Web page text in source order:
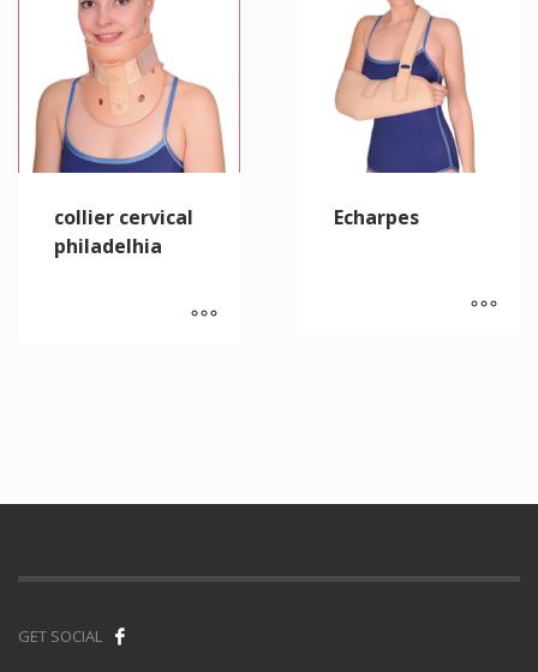
collier cervical
philadelhia
Echarpes
GET SOCIAL